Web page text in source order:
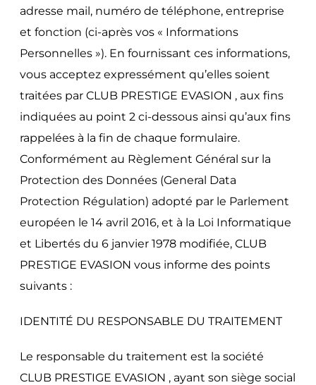
adresse mail, numéro de téléphone, entreprise
et fonction (ci-après vos « Informations
Personnelles »). En fournissant ces informations,
vous acceptez expressément qu’elles soient
traitées par CLUB PRESTIGE EVASION , aux fins
indiquées au point 2 ci-dessous ainsi qu’aux fins
rappelées à la fin de chaque formulaire.
Conformément au Règlement Général sur la
Protection des Données (General Data
Protection Régulation) adopté par le Parlement
européen le 14 avril 2016, et à la Loi Informatique
et Libertés du 6 janvier 1978 modifiée, CLUB
PRESTIGE EVASION vous informe des points
suivants :
IDENTITÉ DU RESPONSABLE DU TRAITEMENT
Le responsable du traitement est la société
CLUB PRESTIGE EVASION , ayant son siège social